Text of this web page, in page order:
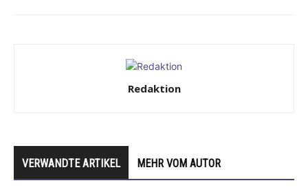
Redaktion
VERWANDTE ARTIKEL MEHR VOM AUTOR